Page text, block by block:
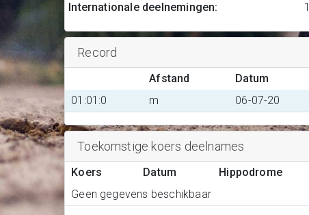
Internationale deelnemingen: 1
Record
Afstand Datum
01:01:0
m 06-07-20
Toekomstige koers deelnames
Koers Datum Hippodrome
Geen gegevens beschikbaar